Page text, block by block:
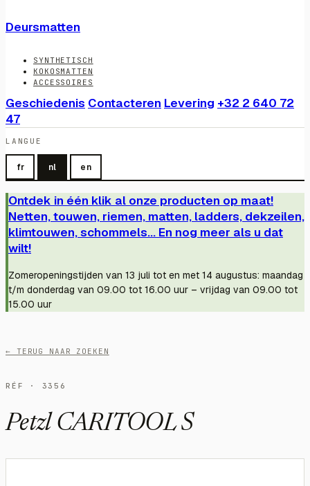
Deursmatten
SYNTHETISCH
KOKOSMATTEN
ACCESSOIRES
Geschiedenis Contacteren Levering +32 2 640 72
47
LANGUE
fr nl en
Ontdek in één klik al onze producten op maat!
Netten, touwen, riemen, matten, ladders, dekzeilen,
klimtouwen, schommels... En nog meer als u dat
wilt!
Zomeropeningstijden van 13 juli tot en met 14 augustus: maandag
t/m donderdag van 09.00 tot 16.00 uur – vrijdag van 09.00 tot
15.00 uur
← TERUG NAAR ZOEKEN
RÉF · 3356
Petzl CARITOOL S